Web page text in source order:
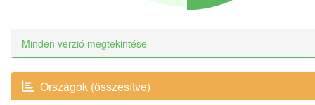
Minden verzió megtekintése
Országok (összesítve)